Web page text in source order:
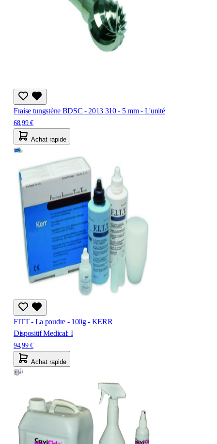
Fraise tungstène BDSC - 2013 310 - 5 mm - L'unité
68,99 €
Achat rapide
FITT - La poudre - 100g - KERR
Dispositif Medical: I
94,99 €
Achat rapide